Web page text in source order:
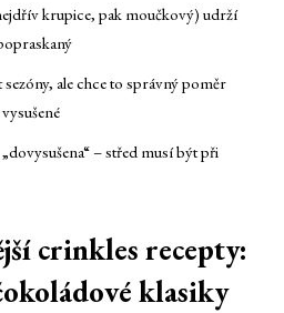
krupice, pak moučkový) udrží
ale chce to správný poměr
– střed musí být při
crinkles recepty:
klasiky